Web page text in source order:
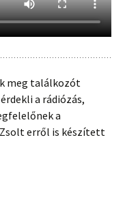
meg találkozót
a rádiózás,
a
erről is készített